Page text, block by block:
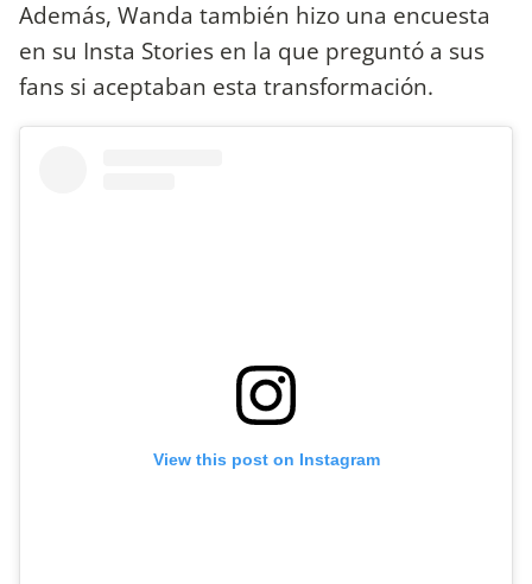
Además, Wanda también hizo una encuesta
en su Insta Stories en la que preguntó a sus
fans si aceptaban esta transformación.
View this post on Instagram